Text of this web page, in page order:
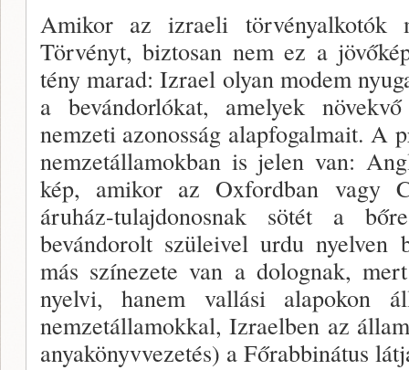
Amikor az izraeli törvényalkotók
Törvényt, bizto­san nem ez a
tény marad: Izrael olyan mo­dem
a bevándorlókat, amelyek
nemzeti azonosság alapfogalmait. A
nemzetállamokban is jelen van:
kép, amikor az Oxfordban vagy
áruház-tulajdo­nosnak sötét a
bevándorolt szüleivel urdu nyel­ven
más szí­nezete van a dolognak,
nyelvi, hanem vallási alapokon
nemzetállamokkal, Izraelben az
anyakönyv­vezetés) a Főrabbinátus